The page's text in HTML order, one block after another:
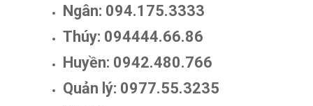
Ngân: 094.175.3333
Thúy: 094444.66.86
Huyền: 0942.480.766
Quản lý: 0977.55.3235